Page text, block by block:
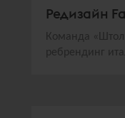
Редизайн
Команда
ребрендинг